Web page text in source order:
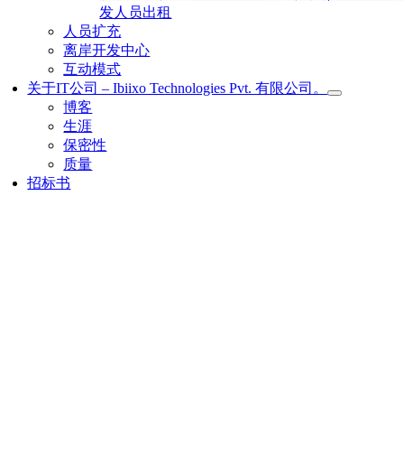
发人员出租
人员扩充
离岸开发中心
互动模式
关于IT公司 – Ibiixo Technologies Pvt. 有限公司。
博客
生涯
保密性
质量
招标书